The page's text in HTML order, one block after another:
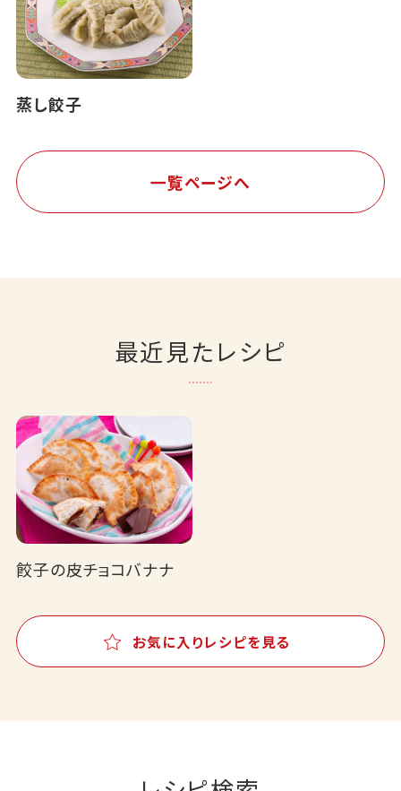
蒸し餃子
一覧ページへ
最近見たレシピ
餃子の皮チョコバナナ
お気に入りレシピを見る